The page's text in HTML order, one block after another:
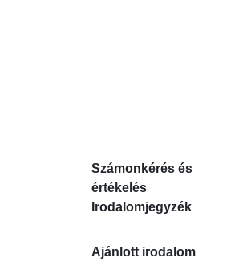
Számonkérés és
értékelés
Irodalomjegyzék
Ajánlott irodalom